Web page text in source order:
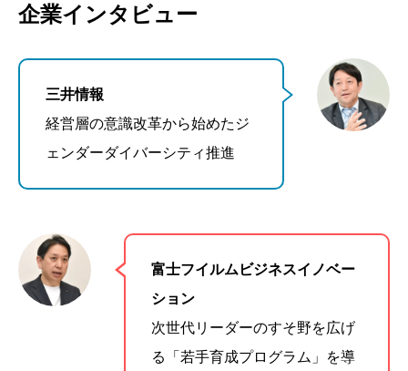
企業インタビュー
三井情報
経営層の意識改革から始めたジ
ェンダーダイバーシティ推進
富士フイルムビジネスイノベー
ション
次世代リーダーのすそ野を広げ
る「若手育成プログラム」を導